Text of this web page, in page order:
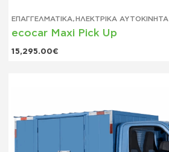
ΕΠΑΓΓΕΛΜΑΤΙΚΆ,ΗΛΕΚΤΡΙΚΆ ΑΥΤΟΚΊΝΗΤΑ
ecocar Maxi Pick Up
15,295.00€